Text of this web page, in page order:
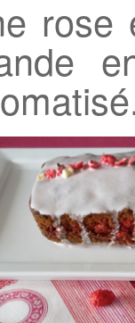
rose